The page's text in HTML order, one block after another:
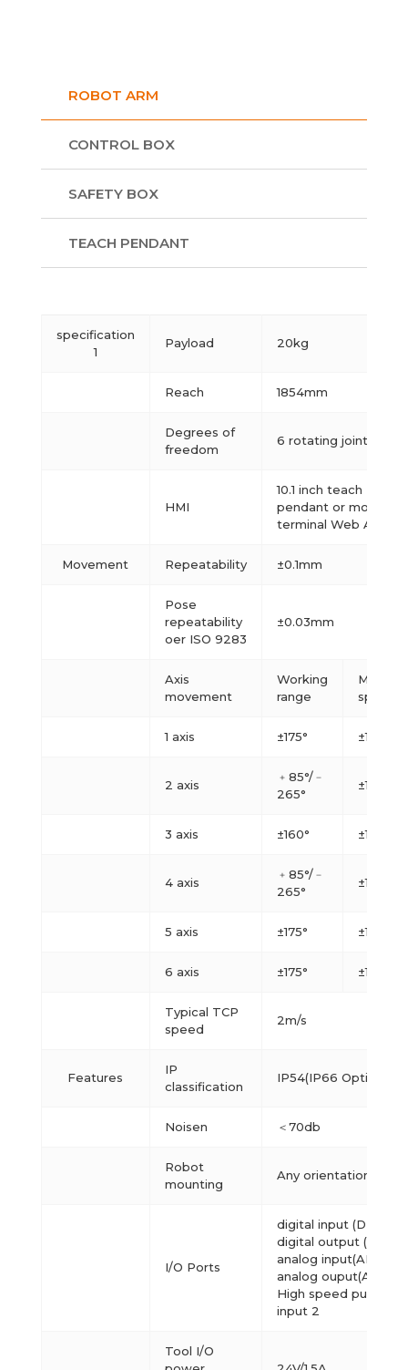
ROBOT ARM
CONTROL BOX
SAFETY BOX
TEACH PENDANT
specification
1
Payload 20kg
Reach 1854mm
Degrees of
freedom
6 rotating joints
HMI
10.1 inch teach
pendant or mobile
terminal Web APP
Movement Repeatability ±0.1mm
Pose
repeatability
oer ISO 9283
±0.03mm
Axis
movement
Working
range
speed
1 axis ±175° ±120°/s
2 axis
﹢85°/﹣
265°
±120°/s
3 axis ±160° ±120°/s
4 axis
﹢85°/﹣
265°
±180°/s
5 axis ±175° ±180°/s
6 axis ±175° ±180°/s
Typical TCP
speed
2m/s
Features
IP
classification
IP54(IP66 Optional)
Noisen ＜70db
Robot
mounting
Any orientation
I/O Ports
digital input (DI) 2
digital output (DO) 2
analog input(AI) 2
analog ouput(AO) 2
High speed pulse
input 2
Tool I/O